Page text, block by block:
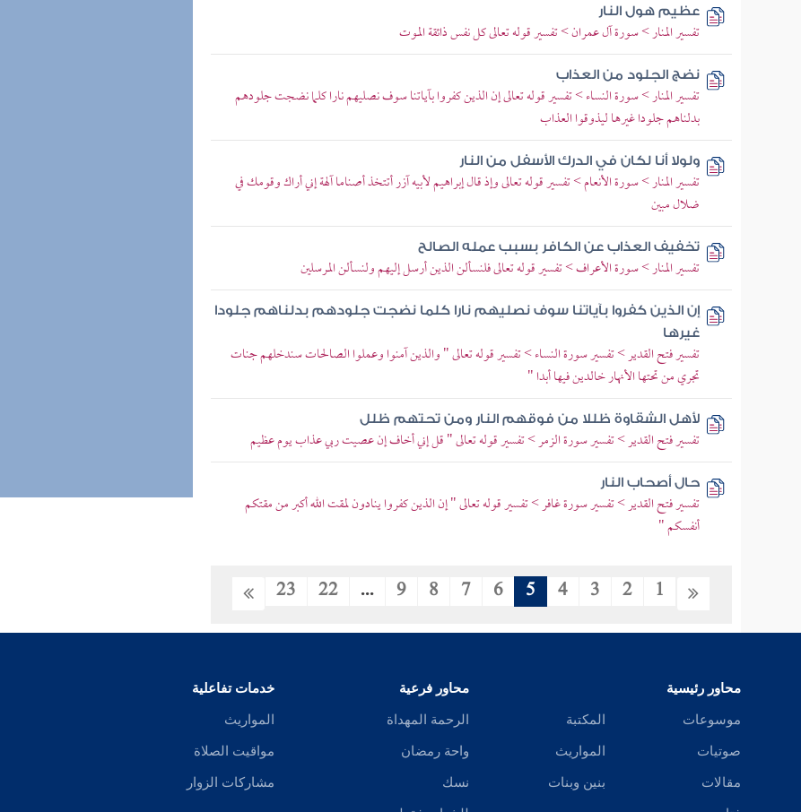
عظيم هول النار
تفسير المنار > سورة آل عمران > تفسير قوله تعالى كل نفس ذائقة الموت
نضج الجلود من العذاب
تفسير المنار > سورة النساء > تفسير قوله تعالى إن الذين كفروا بآياتنا سوف نصليهم نارا كلما نضجت جلودهم
بدلناهم جلودا غيرها ليذوقوا العذاب
ولولا أنا لكان في الدرك الأسفل من النار
تفسير المنار > سورة الأنعام > تفسير قوله تعالى وإذ قال إبراهيم لأبيه آزر أتتخذ أصناما آلهة إني أراك وقومك في
ضلال مبين
تخفيف العذاب عن الكافر بسبب عمله الصالح
تفسير المنار > سورة الأعراف > تفسير قوله تعالى فلنسألن الذين أرسل إليهم ولنسألن المرسلين
إن الذين كفروا بآياتنا سوف نصليهم نارا كلما نضجت جلودهم بدلناهم جلودا
غيرها
تفسير فتح القدير > تفسير سورة النساء > تفسير قوله تعالى " والذين آمنوا وعملوا الصالحات سندخلهم جنات
تجري من تحتها الأنهار خالدين فيها أبدا "
لأهل الشقاوة ظللا من فوقهم النار ومن تحتهم ظلل
تفسير فتح القدير > تفسير سورة الزمر > تفسير قوله تعالى " قل إني أخاف إن عصيت ربي عذاب يوم عظيم
حال أصحاب النار
تفسير فتح القدير > تفسير سورة غافر > تفسير قوله تعالى " إن الذين كفروا ينادون لمقت الله أكبر من مقتكم
أنفسكم "
1
2
3
4
5
6
7
8
9
...
22
23
محاور رئيسية
موسوعات
صوتيات
مقالات
المكتبة
المواريث
بنين وبنات
محاور فرعية
الرحمة المهداة
واحة رمضان
نسك
خدمات تفاعلية
المواريث
مواقيت الصلاة
مشاركات الزوار